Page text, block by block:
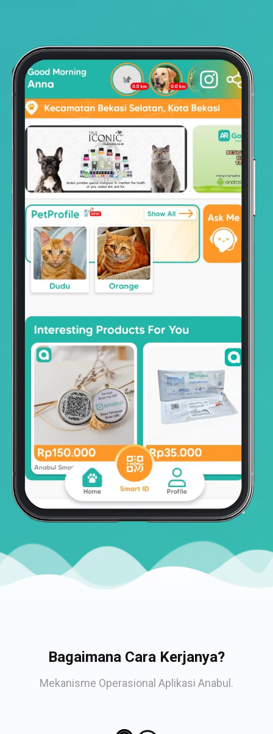
Bagaimana Cara Kerjanya?
Mekanisme Operasional Aplikasi Anabul.